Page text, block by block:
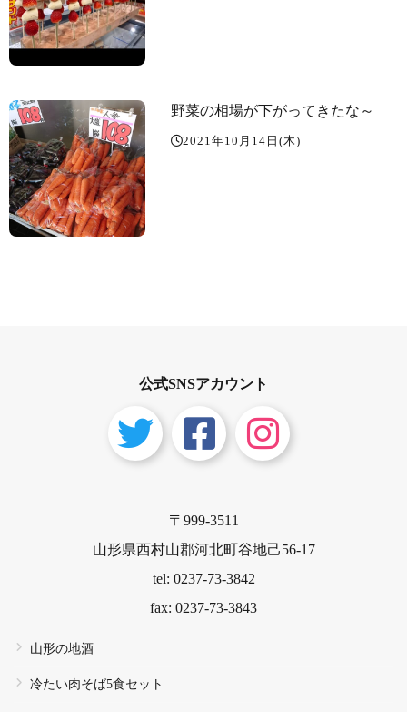
野菜の相場が下がってきたな～️
2021年10月14日(木)
公式SNSアカウント
〒999-3511
山形県西村山郡河北町谷地己56-17
tel: 0237-73-3842
fax: 0237-73-3843
山形の地酒
冷たい肉そば5食セット